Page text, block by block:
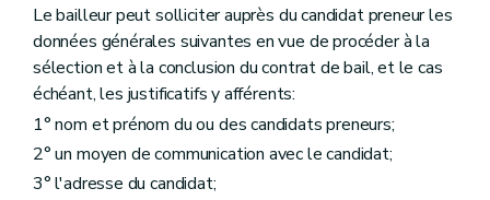
Le bailleur peut solliciter auprès du candidat preneur les
données générales suivantes en vue de procéder à la
sélection et à la conclusion du contrat de bail, et le cas
échéant, les justificatifs y afférents:
1° nom et prénom du ou des candidats preneurs;
2° un moyen de communication avec le candidat;
3° l'adresse du candidat;